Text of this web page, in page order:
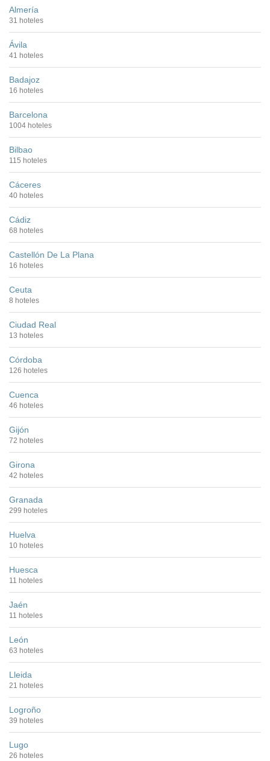
Almería
31 hoteles
Ávila
41 hoteles
Badajoz
16 hoteles
Barcelona
1004 hoteles
Bilbao
115 hoteles
Cáceres
40 hoteles
Cádiz
68 hoteles
Castellón De La Plana
16 hoteles
Ceuta
8 hoteles
Ciudad Real
13 hoteles
Córdoba
126 hoteles
Cuenca
46 hoteles
Gijón
72 hoteles
Girona
42 hoteles
Granada
299 hoteles
Huelva
10 hoteles
Huesca
11 hoteles
Jaén
11 hoteles
León
63 hoteles
Lleida
21 hoteles
Logroño
39 hoteles
Lugo
26 hoteles